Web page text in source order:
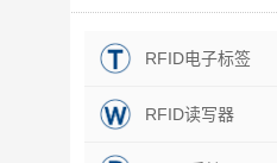
RFID电子标签
RFID读写器